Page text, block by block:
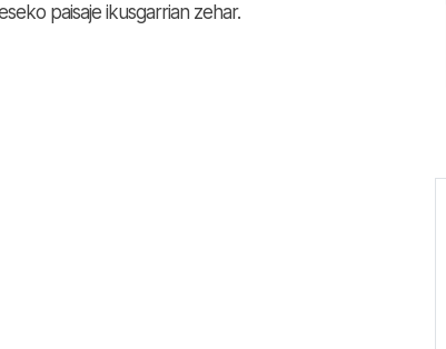
paisaje ikusgarrian zehar.